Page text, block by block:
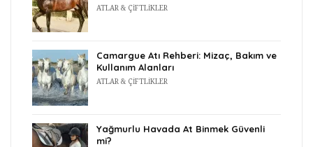
ATLAR & ÇIFTLIKLER
Camargue Atı Rehberi: Mizaç, Bakım ve
Kullanım Alanları
ATLAR & ÇIFTLIKLER
Yağmurlu Havada At Binmek Güvenli
mi?